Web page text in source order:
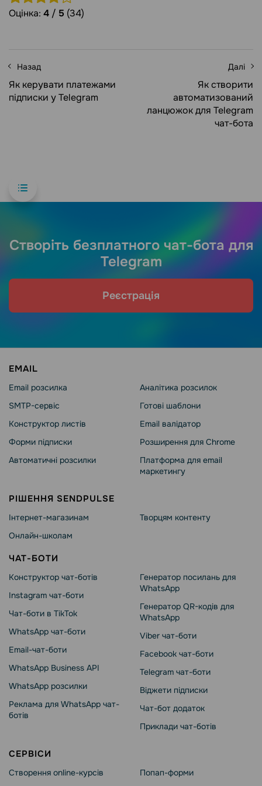
Оцінка: 4 / 5 (34)
Назад
Як керувати платежами
підписки у Telegram
Далі
Як створити
автоматизований
ланцюжок для Telegram
чат-бота
Створіть безплатного чат-бота для
Telegram
Реєстрація
EMAIL
Email розсилка
SMTP-сервіс
Конструктор листів
Форми підписки
Автоматичні розсилки
Аналітика розсилок
Готові шаблони
Email валідатор
Розширення для Chrome
Платформа для email
маркетингу
РІШЕННЯ SENDPULSE
Інтернет-магазинам
Онлайн-школам
Творцям контенту
ЧАТ-БОТИ
Конструктор чат-ботів
Instagram чат-боти
Чат-боти в TikTok
WhatsApp чат-боти
Email-чат-боти
WhatsApp Business API
WhatsApp розсилки
Реклама для WhatsApp чат-
ботів
Генератор посилань для
WhatsApp
Генератор QR-кодів для
WhatsApp
Viber чат-боти
Facebook чат-боти
Telegram чат-боти
Віджети підписки
Чат-бот додаток
Приклади чат-ботів
СЕРВІСИ
Створення online-курсів
Попап-форми